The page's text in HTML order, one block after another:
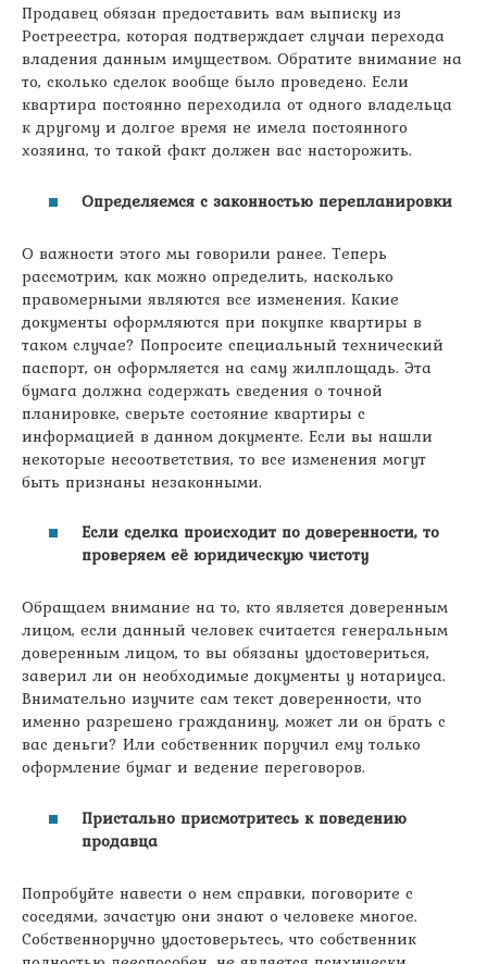
Продавец обязан предоставить вам выписку из
Ростреестра, которая подтверждает случаи перехода
владения данным имуществом. Обратите внимание на
то, сколько сделок вообще было проведено. Если
квартира постоянно переходила от одного владельца
к другому и долгое время не имела постоянного
хозяина, то такой факт должен вас насторожить.
Определяемся с законностью перепланировки
О важности этого мы говорили ранее. Теперь
рассмотрим, как можно определить, насколько
правомерными являются все изменения. Какие
документы оформляются при покупке квартиры в
таком случае? Попросите специальный технический
паспорт, он оформляется на саму жилплощадь. Эта
бумага должна содержать сведения о точной
планировке, сверьте состояние квартиры с
информацией в данном документе. Если вы нашли
некоторые несоответствия, то все изменения могут
быть признаны незаконными.
Если сделка происходит по доверенности, то
проверяем её юридическую чистоту
Обращаем внимание на то, кто является доверенным
лицом, если данный человек считается генеральным
доверенным лицом, то вы обязаны удостовериться,
заверил ли он необходимые документы у нотариуса.
Внимательно изучите сам текст доверенности, что
именно разрешено гражданину, может ли он брать с
вас деньги? Или собственник поручил ему только
оформление бумаг и ведение переговоров.
Пристально присмотритесь к поведению
продавца
Попробуйте навести о нем справки, поговорите с
соседями, зачастую они знают о человеке многое.
Собственноручно удостоверьтесь, что собственник